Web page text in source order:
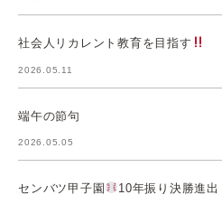
社会人リカレント教育を目指す
2026.05.11
端午の節句
2026.05.05
センバツ甲子園 10年振り決勝進出